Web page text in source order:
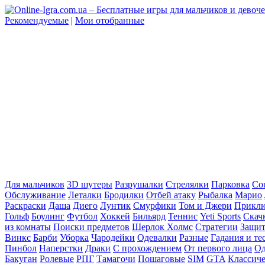
Рекомендуемые | Мои отобранные
Для мальчиков 3D шутеры Разрушалки Стрелялки Парковка
Обслуживание Леталки Бродилки Отбей атаку Рыбалка Марио
Раскраски Даша Диего Лунтик Смурфики Том и Джери
Гольф Боулинг Футбол Хоккей Бильярд Теннис Yeti Sports
из комнаты Поиски предметов Шерлок Холмс Стратегии
Винкс Барби Уборка Чародейки Одевалки Разные Гадания и
Пинбол Наперстки Драки С прохождением От первого лица
Бакуган Ролевые РПГ Тамагочи Пошаговые SIM GTA